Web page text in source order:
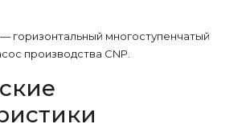
— горизонтальный многоступенчатый
производства CNP.